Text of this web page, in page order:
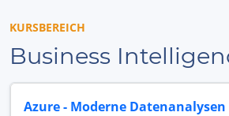
KURSBEREICH
Business
Azure - Moderne Datenanalysen